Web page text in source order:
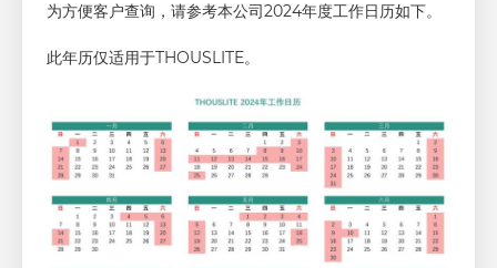
为方便客户查询，请参考本公司2024年度工作日历如下。
此年历仅适用于THOUSLITE。